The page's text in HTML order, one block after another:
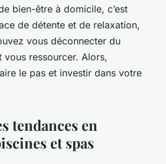
bien-être à domicile, c’est
de détente et de relaxation,
vous déconnecter du
vous ressourcer. Alors,
le pas et investir dans votre
tendances en
et spas